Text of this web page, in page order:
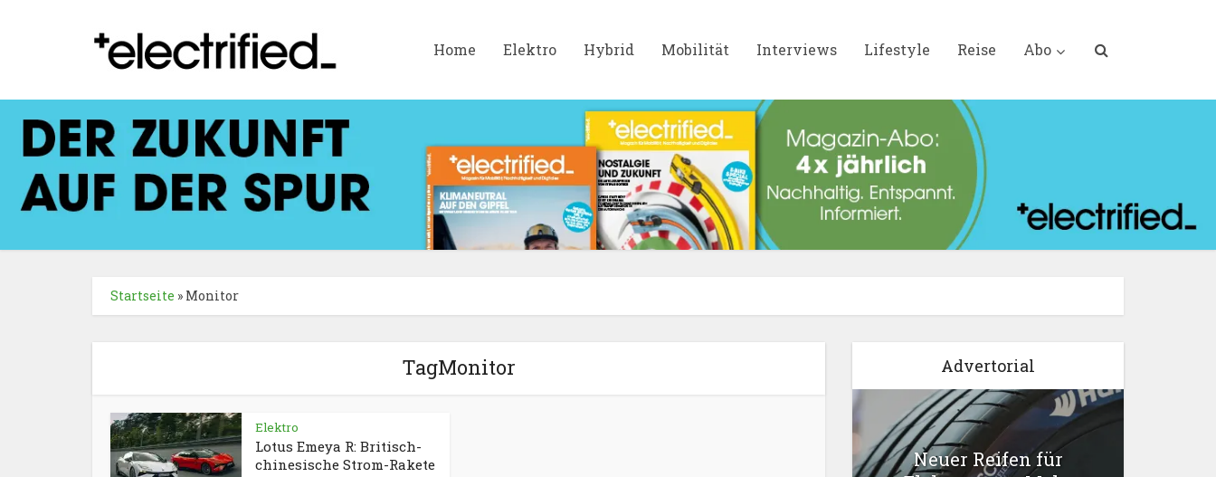
Home Elektro Hybrid Mobilität Interviews Lifestyle Reise Abo
Startseite » Monitor
TagMonitor
Elektro
Lotus Emeya R: Britisch-
chinesische Strom-Rakete
Advertorial
Neuer Reifen für